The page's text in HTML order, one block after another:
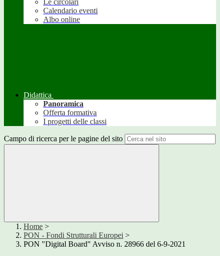
Le circolari
Calendario eventi
Albo online
Didattica
Panoramica
Offerta formativa
I progetti delle classi
Campo di ricerca per le pagine del sito
Home >
PON - Fondi Strutturali Europei >
PON "Digital Board" Avviso n. 28966 del 6-9-2021